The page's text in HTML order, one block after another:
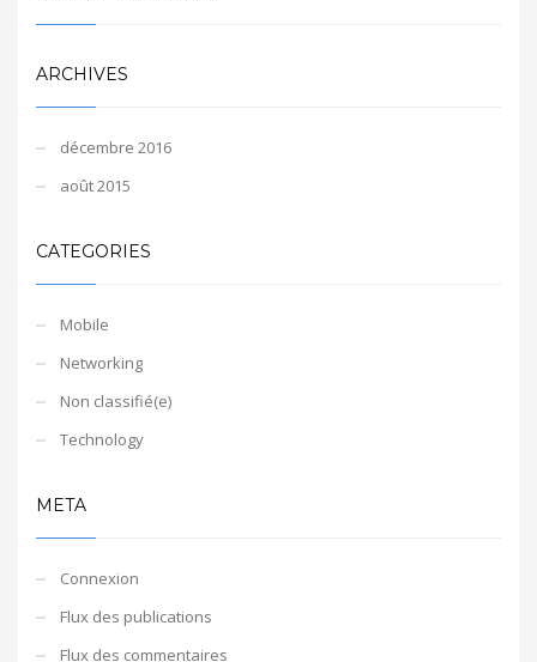
ARCHIVES
décembre 2016
août 2015
CATEGORIES
Mobile
Networking
Non classifié(e)
Technology
META
Connexion
Flux des publications
Flux des commentaires